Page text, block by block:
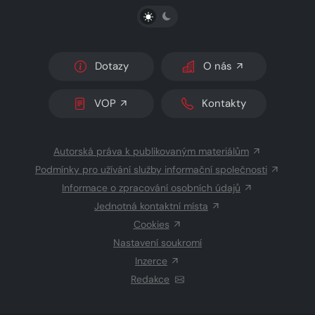
PŘEPNOUT SVĚTLÝ/TMAVÝ REŽIM
Dotazy O nás
VOP Kontakty
Autorská práva k publikovaným materiálům
Podmínky pro užívání služby informační společnosti
Informace o zpracování osobních údajů
Jednotná kontaktní místa
Cookies
Nastavení soukromí
Inzerce
Redakce